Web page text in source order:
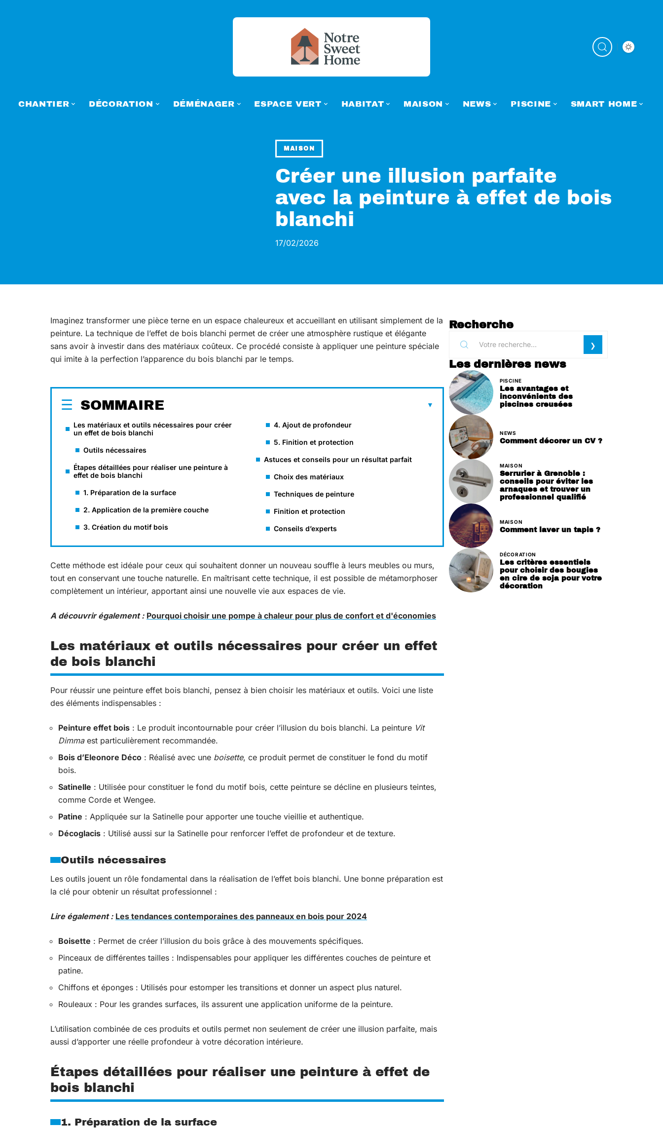
CHANTIER DÉCORATION DÉMÉNAGER ESPACE VERT HABITAT MAISON NEWS PISCINE SMART HOME
MAISON
Créer une illusion parfaite
avec la peinture à effet de bois
blanchi
17/02/2026
Imaginez transformer une pièce terne en un espace chaleureux et accueillant en utilisant simplement de la
peinture. La technique de l’effet de bois blanchi permet de créer une atmosphère rustique et élégante
sans avoir à investir dans des matériaux coûteux. Ce procédé consiste à appliquer une peinture spéciale
qui imite à la perfection l’apparence du bois blanchi par le temps.
SOMMAIRE
Les matériaux et outils nécessaires pour créer
un effet de bois blanchi
Outils nécessaires
Étapes détaillées pour réaliser une peinture à
effet de bois blanchi
1. Préparation de la surface
2. Application de la première couche
3. Création du motif bois
4. Ajout de profondeur
5. Finition et protection
Astuces et conseils pour un résultat parfait
Choix des matériaux
Techniques de peinture
Finition et protection
Conseils d’experts
Cette méthode est idéale pour ceux qui souhaitent donner un nouveau souffle à leurs meubles ou murs,
tout en conservant une touche naturelle. En maîtrisant cette technique, il est possible de métamorphoser
complètement un intérieur, apportant ainsi une nouvelle vie aux espaces de vie.
A découvrir également : Pourquoi choisir une pompe à chaleur pour plus de confort et d'économies
Les matériaux et outils nécessaires pour créer un effet
de bois blanchi
Pour réussir une peinture effet bois blanchi, pensez à bien choisir les matériaux et outils. Voici une liste
des éléments indispensables :
Peinture effet bois : Le produit incontournable pour créer l’illusion du bois blanchi. La peinture Vit
Dimmaest particulièrement recommandée.
Bois d’Eleonore Déco : Réalisé avec une boisette, ce produit permet de constituer le fond du motif
bois.
Satinelle : Utilisée pour constituer le fond du motif bois, cette peinture se décline en plusieurs teintes,
comme Corde et Wengee.
Patine : Appliquée sur la Satinelle pour apporter une touche vieillie et authentique.
Décoglacis : Utilisé aussi sur la Satinelle pour renforcer l’effet de profondeur et de texture.
Outils nécessaires
Les outils jouent un rôle fondamental dans la réalisation de l’effet bois blanchi. Une bonne préparation est
la clé pour obtenir un résultat professionnel :
Lire également : Les tendances contemporaines des panneaux en bois pour 2024
Boisette : Permet de créer l’illusion du bois grâce à des mouvements spécifiques.
Pinceaux de différentes tailles : Indispensables pour appliquer les différentes couches de peinture et
patine.
Chiffons et éponges : Utilisés pour estomper les transitions et donner un aspect plus naturel.
Rouleaux : Pour les grandes surfaces, ils assurent une application uniforme de la peinture.
L’utilisation combinée de ces produits et outils permet non seulement de créer une illusion parfaite, mais
aussi d’apporter une réelle profondeur à votre décoration intérieure.
Étapes détaillées pour réaliser une peinture à effet de
bois blanchi
1. Préparation de la surface
Recherche
Les dernières news
PISCINE
Les avantages et
inconvénients des
piscines creusées
NEWS
Comment décorer un CV ?
MAISON
Serrurier à Grenoble :
conseils pour éviter les
arnaques et trouver un
professionnel qualifié
MAISON
Comment laver un tapis ?
DÉCORATION
Les critères essentiels
pour choisir des bougies
en cire de soja pour votre
décoration